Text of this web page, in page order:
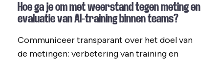
Hoe ga je om met weerstand tegen meting en
evaluatie van AI-training binnen teams?
Communiceer transparant over het doel van
de metingen: verbetering van training en